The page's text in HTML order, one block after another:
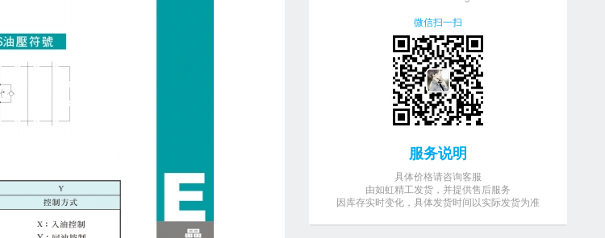
微信扫一扫
服务说明
具体价格请咨询客服
由如虹精工发货，并提供售后服务
因库存实时变化，具体发货时间以实际发货为准